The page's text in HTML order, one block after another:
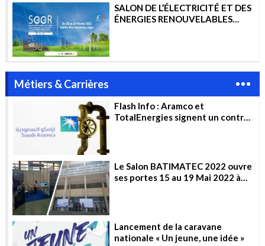
SALON DE L’ÉLECTRICITÉ ET DES
ÉNERGIES RENOUVELABLES
Métiers & Carrières
Flash Info : Aramco et
TotalEnergies signent un contrat
saoudite
Le Salon BATIMATEC 2022 ouvre
ses portes 15 au 19 Mai 2022 à
Lancement de la caravane
nationale « Un jeune, une idée »